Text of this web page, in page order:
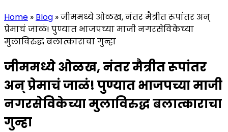
Home » Blog »जीममध्ये ओळख, नंतर मैत्रीत रूपांतर अन्
प्रेमाचं जाळं! पुण्यात भाजपच्या माजी नगरसेविकेच्या
मुलाविरुद्ध बलात्काराचा गुन्हा
जीममध्ये ओळख, नंतर मैत्रीत रूपांतर
अन् प्रेमाचं जाळं! पुण्यात भाजपच्या माजी
नगरसेविकेच्या मुलाविरुद्ध बलात्काराचा
गुन्हा